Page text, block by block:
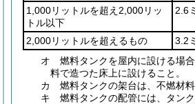
1,000リットルを超え2,000リッ
トル以下
2.6
2,000リットルを超えるもの
3.2
オ
燃料タンクを屋内に設ける場
料で造つた床上に設けること。
カ
燃料タンクの架台は、不燃材料
キ
燃料タンクの配管には、タン